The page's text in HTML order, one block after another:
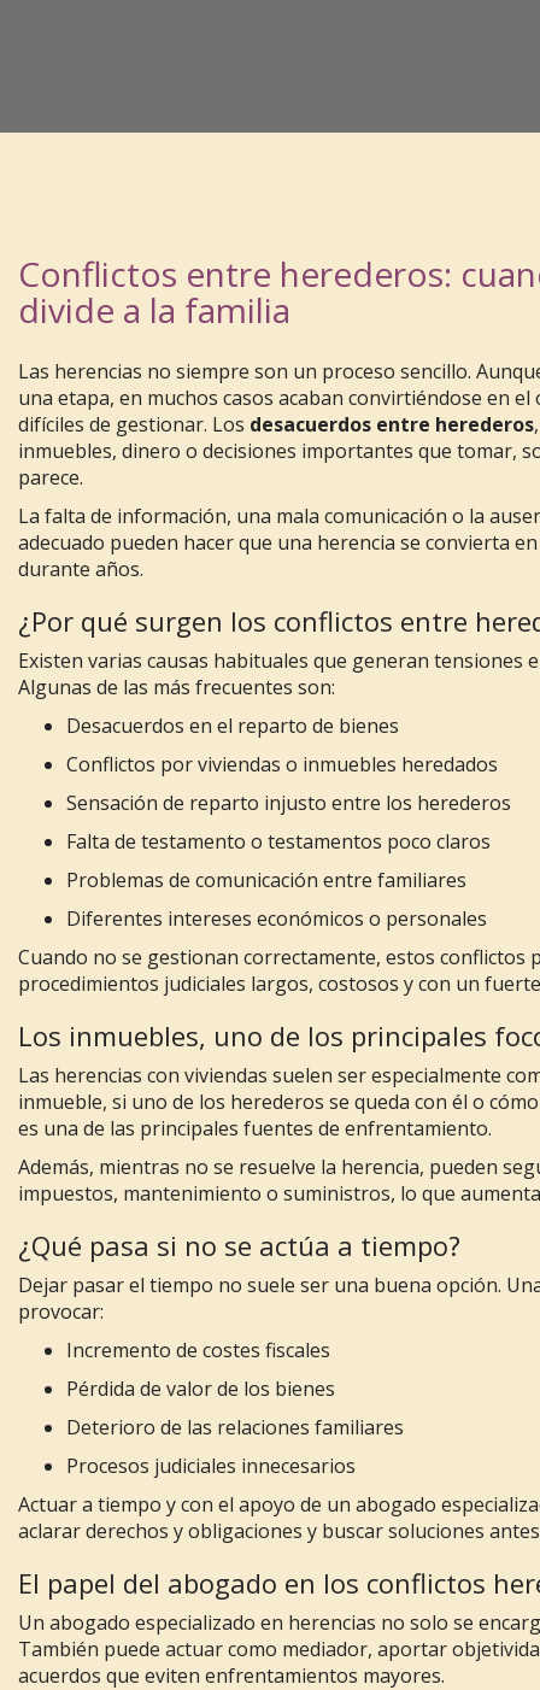
Conflictos entre herederos:
divide a la familia
Las herencias no siempre son un proceso sencillo.
una etapa, en muchos casos acaban convirtiéndose en
difíciles de gestionar. Los desacuerdos entre herederos
inmuebles, dinero o decisiones importantes que tomar,
parece.
La falta de información, una mala comunicación o la
adecuado pueden hacer que una herencia se convierta
durante años.
¿Por qué surgen los conflictos entre
Existen varias causas habituales que generan tensiones
Algunas de las más frecuentes son:
Desacuerdos en el reparto de bienes
Conflictos por viviendas o inmuebles heredados
Sensación de reparto injusto entre los herederos
Falta de testamento o testamentos poco claros
Problemas de comunicación entre familiares
Diferentes intereses económicos o personales
Cuando no se gestionan correctamente, estos conflictos
procedimientos judiciales largos, costosos y con un
Los inmuebles, uno de los principales
Las herencias con viviendas suelen ser especialmente
inmueble, si uno de los herederos se queda con él o
es una de las principales fuentes de enfrentamiento.
Además, mientras no se resuelve la herencia, pueden
impuestos, mantenimiento o suministros, lo que
¿Qué pasa si no se actúa a tiempo?
Dejar pasar el tiempo no suele ser una buena opción.
provocar:
Incremento de costes fiscales
Pérdida de valor de los bienes
Deterioro de las relaciones familiares
Procesos judiciales innecesarios
Actuar a tiempo y con el apoyo de un abogado
aclarar derechos y obligaciones y buscar soluciones
El papel del abogado en los conflictos
Un abogado especializado en herencias no solo se
También puede actuar como mediador, aportar
acuerdos que eviten enfrentamientos mayores.